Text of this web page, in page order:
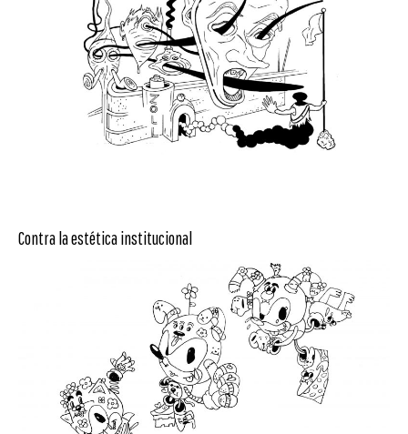
Contra la estética institucional